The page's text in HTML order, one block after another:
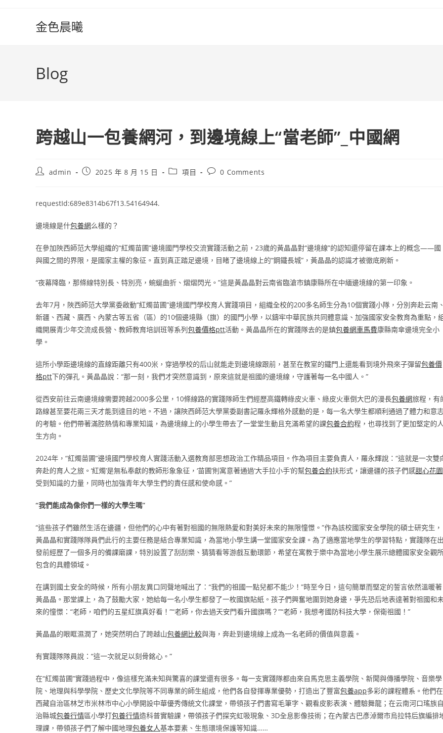
金色晨曦
Blog
跨越山一包養網河，到邊境線上“當老師”_中國網
Postadmin
Post2025 年 8 月 15 日
Post項目
Post0 Comments
requestId:689e8314b67f13.54164944.
邊境線是什包養網么樣的？
在參加陜西師范大學組織的“紅燭苗圃”邊境國門學校交流實踐活動之前，23歲的黃晶晶對“邊境線”的認知還停留在課本上的概念——國
與國之間的界限，是國家主權的象征。直到真正踏足邊境，目睹了邊境線上的“鋼鐵長城”，黃晶晶的認識才被徹底刷新。
“夜幕降臨，那條線特別長、特別亮，蜿蜒曲折、熠熠閃光。”這是黃晶晶對云南省臨滄市鎮康縣所在中緬邊境線的第一印象。
去年7月，陜西師范大學黨委啟動“紅燭苗圃”邊境國門學校育人實踐項目，組織全校的200多名師生分為10個實踐小隊，分別奔赴云南、
新疆、西藏、廣西、內蒙古等五省（區）的10個邊境縣（旗）的國門小學，以鑄牢中華民族共同體意識、加強國家安全教育為重點，
織開展青少年交流成長營、教師教育培訓班等系列包養價格ptt活動。黃晶晶所在的實踐隊去的是鎮包養網車馬費康縣南傘邊境完全小
學。
這所小學距邊境線的直線距離只有400米，穿過學校的后山就能走到邊境線跟前，甚至在教室的鐵門上還能看到境外飛來子彈留包養價
格ptt下的彈孔。黃晶晶說：“那一刻，我們才突然意識到，原來這就是祖國的邊境線，守護著每一名中國人。”
從西安前往云南邊境線需要跨越2000多公里，10條線路的實踐隊師生們經歷高鐵轉綠皮火車、綠皮火車倒大巴的漫長包養網旅程，有
路線甚至要花兩三天才能到達目的地。不過，讓陜西師范大學黨委副書記羅永輝格外感動的是，每一名大學生都順利通過了體力和意
的考驗。他們帶著滿腔熱情和專業知識，為邊境線上的小學生帶去了一堂堂生動且充滿希望的課包養合約程，也尋找到了更加堅定的人
生方向。
2024年，“紅燭苗圃”邊境國門學校育人實踐活動入選教育部思想政治工作精品項目。作為項目主要負責人，羅永輝說：“這就是一次雙
奔赴的育人之旅。‘紅燭’是無私奉獻的教師形象象征，‘苗圃’則寓意著通過‘大手拉小手’的幫包養合約扶形式，讓邊疆的孩子們感甜心花園
受到知識的力量，同時也加強青年大學生們的責任感和使命感。”
“我們能成為像你們一樣的大學生嗎”
“這些孩子們雖然生活在邊疆，但他們的心中有著對祖國的無限熱愛和對美好未來的無限憧憬。”作為該校國家安全學院的碩士研究生，
黃晶晶和實踐隊隊員們此行的主要任務是結合專業知識，為當地小學生講一堂國家安全課。為了適應當地學生的學習特點，實踐隊在出
發前經歷了一個多月的備課磨課，特別設置了刮刮樂、猜猜看等游戲互動環節，希望在寓教于樂中為當地小學生展示總體國家安全觀
包含的具體領域。
在講到國土安全的時候，所有小朋友異口同聲地喊出了：“我們的祖國一點兒都不能少！”時至今日，這句簡單而堅定的誓言依然溫暖著
黃晶晶。那堂課上，為了鼓勵大家，她給每一名小學生都發了一枚國旗貼紙。孩子們興奮地圍到她身邊，爭先恐后地表達著對祖國和
來的憧憬：“老師，咱們的五星紅旗真好看！”“老師，你去過天安門看升國旗嗎？”“老師，我想考國防科技大學，保衛祖國！”
黃晶晶的眼眶濕潤了，她突然明白了跨越山包養網比較與海，奔赴到邊境線上成為一名老師的價值與意義。
有實踐隊隊員說：“這一次就足以刻骨銘心。”
在“紅燭苗圃”實踐過程中，像這樣充滿未知與驚喜的課堂還有很多。每一支實踐隊都由來自馬克思主義學院、新聞與傳播學院、音樂學
院、地理與科學學院、歷史文化學院等不同專業的師生組成，他們各自發揮專業優勢，打造出了豐富包養app多彩的課程體系。他們在
西藏自治區林芝市米林市中心小學開設中華優秀傳統文化課堂，帶領孩子們書寫毛筆字、觀看皮影表演、體驗舞龍；在云南河口瑤族自
治縣城包養行情區小學打包養行情造科普實驗課，帶領孩子們探究虹吸現象、3D全息影像技術；在內蒙古巴彥淖爾市烏拉特后旗編排
理課，帶領孩子們了解中國地理包養女人基本要素、生態環境保護等知識……